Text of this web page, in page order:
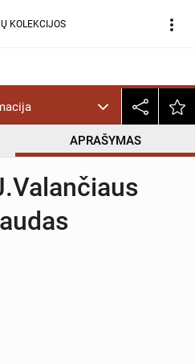
KOLEKCIJOS more_vert
APRAŠYMAS